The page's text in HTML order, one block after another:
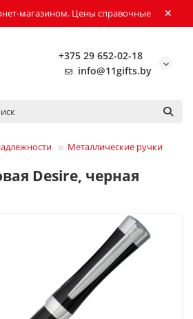
магазином. Цены справочные
+375 29 652-02-18
info@11gifts.by
Металлические ручки
Desire, черная